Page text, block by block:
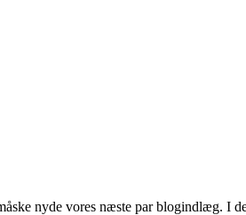
nyde vores næste par blogindlæg. I